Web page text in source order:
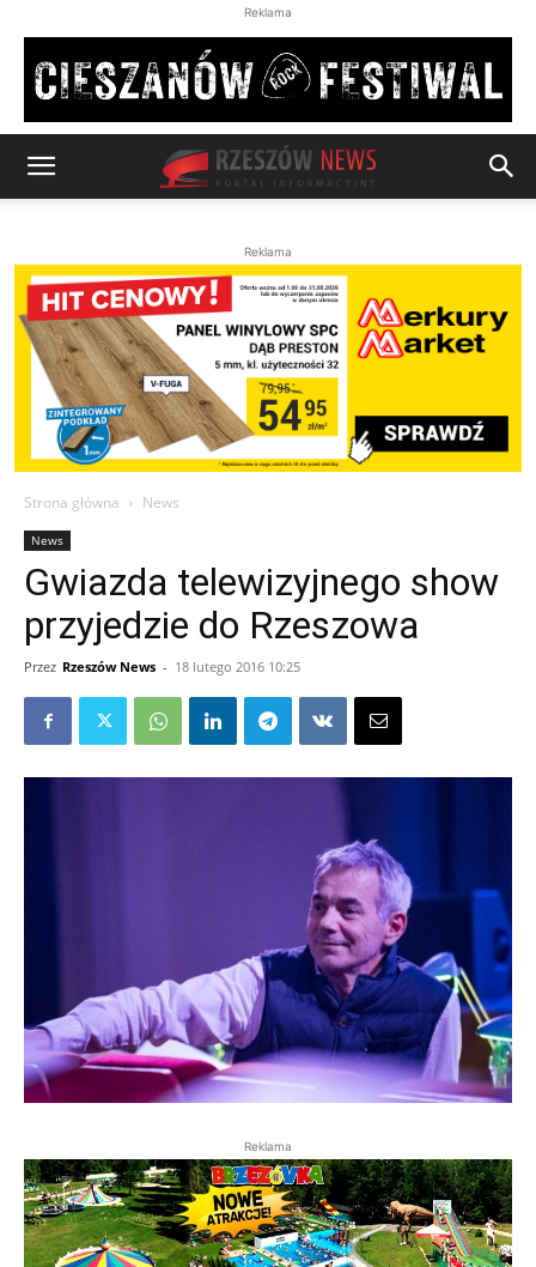
Reklama
Reklama
Strona główna News
News
Gwiazda telewizyjnego show
przyjedzie do Rzeszowa
Przez Rzeszów News - 18 lutego 2016 10:25
Reklama